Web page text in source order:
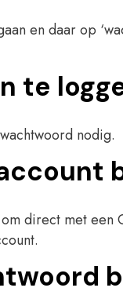
en daar op
te
nodig.
direct met